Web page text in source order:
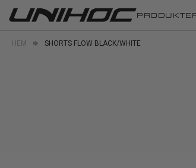
HEM
SHORTS FLOW BLACK/WHITE